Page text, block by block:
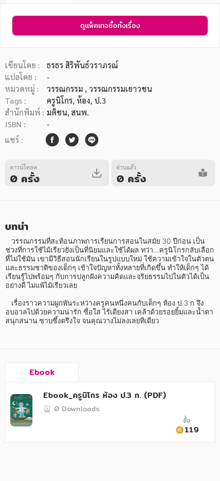
หมวดหมู่หนังสือ
หมวดหมู่ยอดนิยม
หนังสือออกใหม่ หนังสือยอดนิยม หนังสือเช่า
หมวดหมู่หนังสือ
อาหาร สุขภาพ การแพทย์
ศิลปะ บันเทิง กีฬา ท่องเที่ยว
สังคม วัฒนธรรม การปกครอง ศาสนาและปรัชญา
ศาสนา และปรัชญา
นิตยสาร หนังสือพิมพ์
ครอบครัว
วรรณกรรม
ดูแพ็คเกจซื้อทั้งเรื่อง
เขียนโดย :
ธรธร สิริพันธ์วราภรณ์
แปลโดย :
-
หมวดหมู่ :
วรรณกรรม , วรรณกรรมเยาวชน
Tags :
ครูนิโกร, ห้อง, ป.3
สำนักพิมพ์ : มติชน, สนพ.
ISBN :
-
แชร์ :
ดาวน์โหลด
0 ครั้ง
อ่านแล้ว
0 ครั้ง
บทนำ
ช่วงที่การใช้ไม้เรียวยังเป็นที่นิยมและใช้ได้ผล ทว่า...ครูนิโกรกลับเลือก
ที่ไม่ใช้มัน เขามีวิธีสอนนักเรียนในรูปแบบใหม่ ใช้ความเข้าใจในตัวตน
และธรรมชาติของเด็กๆ เข้าใจปัญหาทั้งหลายที่เกิดขึ้น ทำให้เด็กๆ ได้
เรียนรู้ไปพร้อมๆ กับการปลูกฝังความคิดและจริยธรรมไปในตัวได้เป็น
อย่างดี ไม่แพ้ไม้เรียวเลย
เรื่องราวความผูกพันระหว่างครูคนหนึ่งคนกับเด็กๆ ห้อง ป.3 ก จึง
อบอวลไปด้วยความน่ารัก ซื่อใส ไร้เดียงสา เคล้าด้วยรอยยิ้มและน้ำตา
สนุกสนาน ซาบซึ้งตรึงใจ จนคุณวางไม่ลงเลยทีเดียว
Ebook
Ebook_ครูนิโกร ห้อง ป.3 ก. (PDF)
0 Downloads
ซื้อ
119